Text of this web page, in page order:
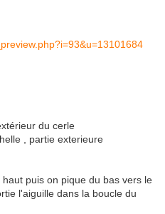
du cerle
, partie exterieure
puis on pique du bas vers le
l'aiguille dans la boucle du